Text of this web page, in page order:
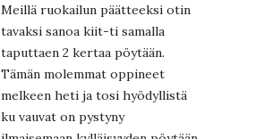
Meillä ruokailun päätteeksi otin
tavaksi sanoa kiit-ti samalla
taputtaen 2 kertaa pöytään.
Tämän molemmat oppineet
melkeen heti ja tosi hyödyllistä
ku vauvat on pystyny